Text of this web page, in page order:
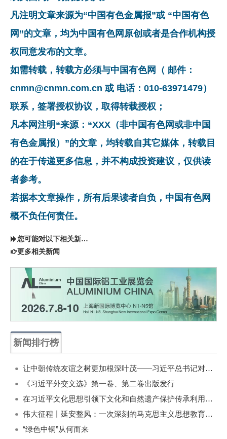
凡注明文章来源为“中国有色金属报”或 “中国有色
网”的文章，均为中国有色网原创或者是合作机构授
权同意发布的文章。
如需转载，转载方必须与中国有色网（ 邮件：
cnmn@cnmn.com.cn 或 电话：010-63971479）
联系，签署授权协议，取得转载授权；
凡本网注明“来源：“XXX（非中国有色网或非中国
有色金属报）”的文章，均转载自其它媒体，转载目
的在于传递更多信息，并不构成投资建议，仅供读
者参考。
若据本文章操作，所有后果读者自负，中国有色网
概不负任何责任。
您可能对以下相关新闻同样感兴趣
更多相关新闻
新闻排行榜
让中朝传统友谊之树更加根深叶茂——习近平总书记对朝鲜进行国事访问纪实
《习近平外交文选》第一卷、第二卷出版发行
在习近平文化思想引领下文化和自然遗产保护传承利用工作开创新局面
伟大征程丨延安整风：一次深刻的马克思主义思想教育运动
“绿色中铜”从何而来